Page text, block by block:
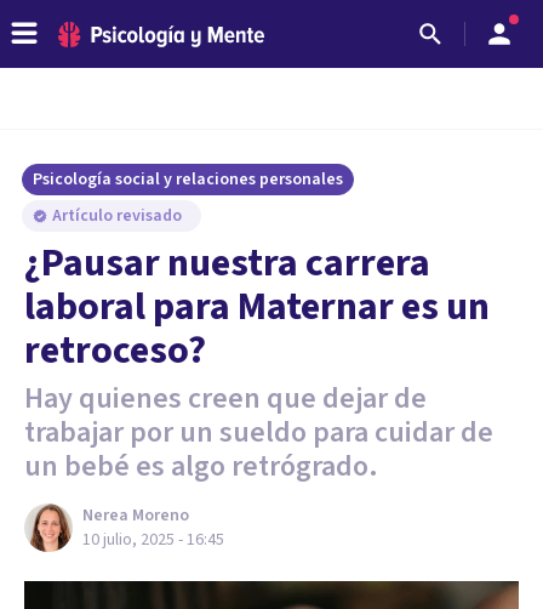
Psicología social y relaciones personales
Artículo revisado
¿Pausar nuestra carrera
laboral para Maternar es un
retroceso?
Hay quienes creen que dejar de
trabajar por un sueldo para cuidar de
un bebé es algo retrógrado.
Nerea Moreno
10 julio, 2025 - 16:45